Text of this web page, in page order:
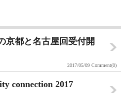
都と名古屋回受付開
2017/05/09 Comment(0)
connection 2017